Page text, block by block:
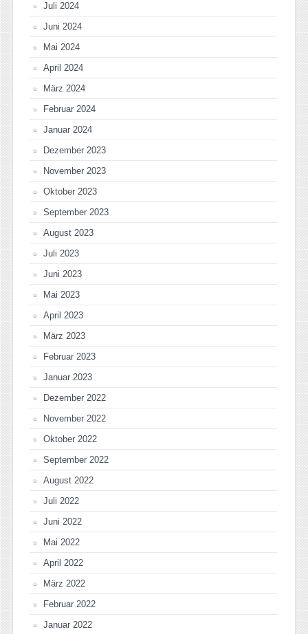
Juli 2024
Juni 2024
Mai 2024
April 2024
März 2024
Februar 2024
Januar 2024
Dezember 2023
November 2023
Oktober 2023
September 2023
August 2023
Juli 2023
Juni 2023
Mai 2023
April 2023
März 2023
Februar 2023
Januar 2023
Dezember 2022
November 2022
Oktober 2022
September 2022
August 2022
Juli 2022
Juni 2022
Mai 2022
April 2022
März 2022
Februar 2022
Januar 2022